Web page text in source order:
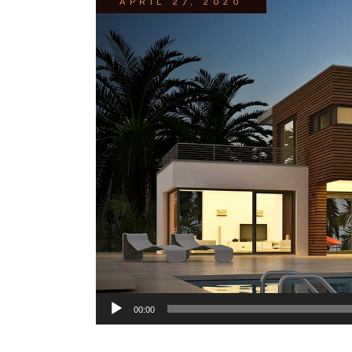
Audio
Player
00:00
APRIL 27, 2020